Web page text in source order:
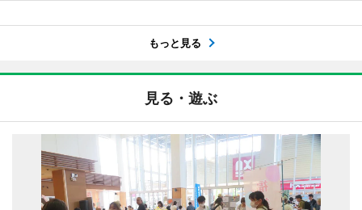
もっと見る
見る・遊ぶ